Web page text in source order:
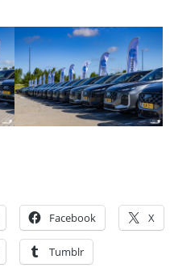
Facebook X
Tumblr